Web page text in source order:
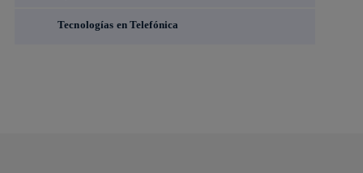
Tecnologías en Telefónica